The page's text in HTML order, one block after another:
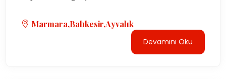
Marmara,Balıkesir,Ayvalık
Devamını Oku